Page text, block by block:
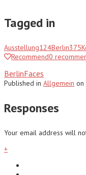
Tagged in
Ausstellung124Berlin375
Recommend0
BerlinFaces
Published in Allgemein on
Responses
Your email address will
+